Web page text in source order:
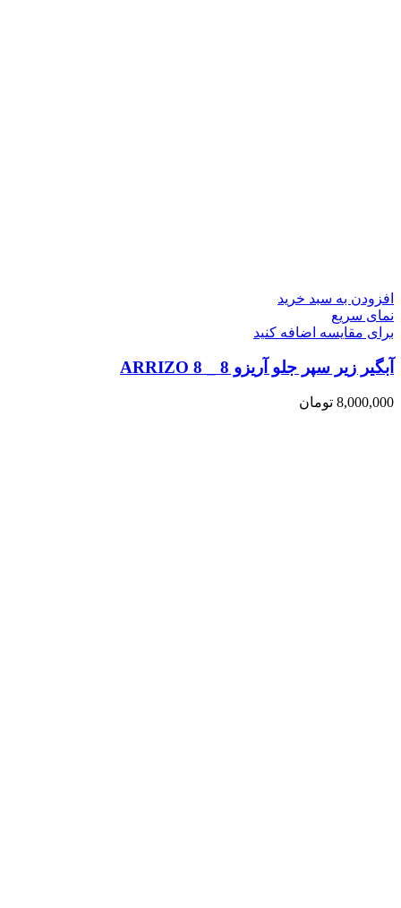
افزودن به سبد خرید
نمای سریع
برای مقایسه اضافه کنید
آبگیر زیر سپر جلو آریزو 8 _ ARRIZO 8
8,000,000 تومان